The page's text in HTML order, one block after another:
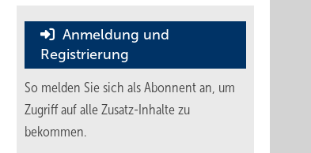
Anmeldung und
Registrierung
So melden Sie sich als Abonnent an, um
Zugriff auf alle Zusatz-Inhalte zu
bekommen.